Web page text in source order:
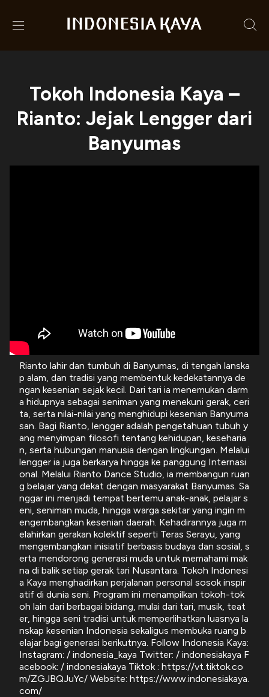
Tokoh Indonesia Kaya –
Rianto: Jejak Lengger dari
Banyumas
Rianto lahir dan tumbuh di Banyumas, di tengah lanska
p alam, dan tradisi yang membentuk kedekatannya de
ngan kesenian sejak kecil. Dari tari ia menemukan darm
a hidupnya sebagai seniman yang menekuni gerak, ceri
ta, serta nilai-nilai yang menghidupi kesenian Banyuma
san. Bagi Rianto, lengger adalah pengetahuan tubuh y
ang menyimpan filosofi tentang kehidupan, keseharia
n, serta hubungan manusia dengan lingkungan. Melalui
lengger ia juga berkarya hingga ke panggung Internasi
onal. Melalui Rianto Dance Studio, ia membangun ruan
g belajar yang dekat dengan masyarakat Banyumas. Sa
nggar ini menjadi tempat bertemu anak-anak, pelajar s
eni, seniman muda, hingga warga sekitar yang ingin m
engembangkan kesenian daerah. Kehadirannya juga m
elahirkan gerakan kolektif seperti Teras Serayu, yang
mengembangkan inisiatif berbasis budaya dan sosial, s
erta mendorong generasi muda untuk memahami mak
na di balik setiap gerak tari Nusantara. Tokoh Indonesi
a Kaya menghadirkan perjalanan personal sosok inspir
atif di dunia seni. Program ini menampilkan tokoh-tok
oh lain dari berbagai bidang, mulai dari tari, musik, teat
er, hingga seni tradisi untuk memperlihatkan luasnya la
nskap kesenian Indonesia sekaligus membuka ruang b
elajar bagi generasi berikutnya. Follow Indonesia Kaya:
Instagram: / indonesia_kaya Twitter: / indonesiakaya F
acebook: / indonesiakaya Tiktok : https://vt.tiktok.co
m/ZGJBQJuYc/ Website: https://www.indonesiakaya.
com/